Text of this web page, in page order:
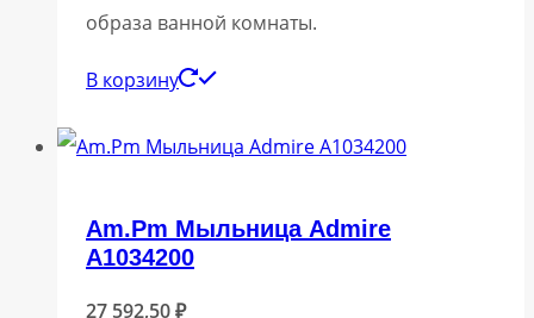
образа ванной комнаты.
В корзину
Am.Pm Мыльница Admire
A1034200
27 592,50₽